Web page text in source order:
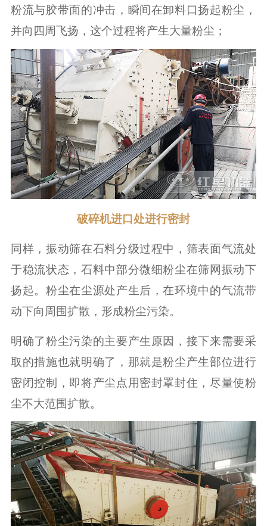
粉流与胶带面的冲击，瞬间在卸料口扬起粉尘，
并向四周飞扬，这个过程将产生大量粉尘；
破碎机进口处进行密封
同样，振动筛在石料分级过程中，筛表面气流处
于稳流状态，石料中部分微细粉尘在筛网振动下
扬起。粉尘在尘源处产生后，在环境中的气流带
动下向周围扩散，形成粉尘污染。
明确了粉尘污染的主要产生原因，接下来需要采
取的措施也就明确了，那就是粉尘产生部位进行
密闭控制，即将产尘点用密封罩封住，尽量使粉
尘不大范围扩散。